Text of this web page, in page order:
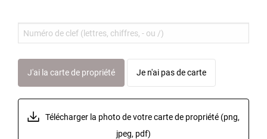
J'ai la carte de propriété Je n'ai pas de carte
Télécharger la photo de votre cartede propriété (png,
jpeg, pdf)